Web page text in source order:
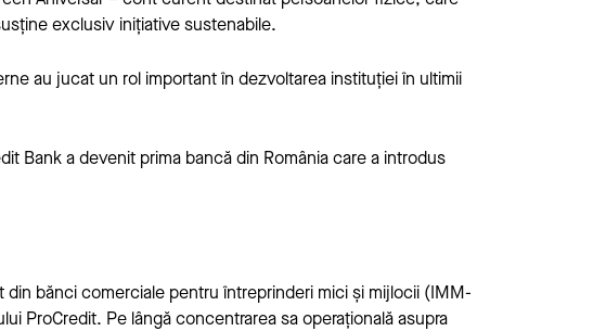
exclusiv inițiative sustenabile.
au jucat un rol important în dezvoltarea instituției în ultimii
Bank a devenit prima bancă din România care a introdus
bănci comerciale pentru întreprinderi mici și mijlocii (IMM-
ProCredit. Pe lângă concentrarea sa operațională asupra